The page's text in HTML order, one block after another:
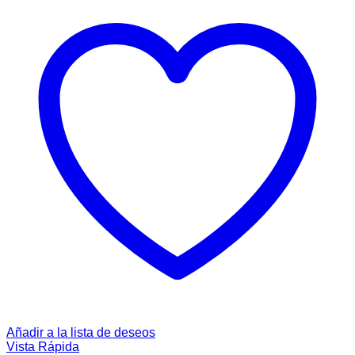
Añadir a la lista de deseos
Vista Rápida